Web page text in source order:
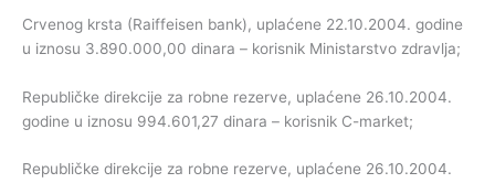
Crvenog krsta (Raiffeisen bank), uplaćene 22.10.2004. godine
u iznosu 3.890.000,00 dinara – korisnik Ministarstvo zdravlja;
Republičke direkcije za robne rezerve, uplaćene 26.10.2004.
godine u iznosu 994.601,27 dinara – korisnik C-market;
Republičke direkcije za robne rezerve, uplaćene 26.10.2004.